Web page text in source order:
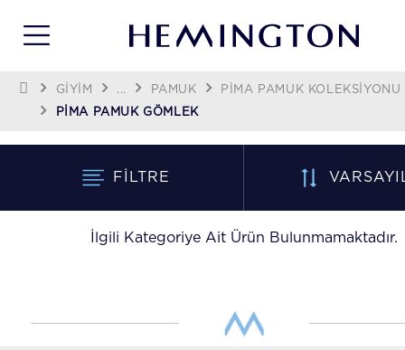
GİYİM ... PAMUK
PIMA PAMUK KOLEKSIYONU
PIMA PAMUK GÖMLEK
FILTRE
İlgili Kategoriye Ait Ürün Bulunmamaktadır.